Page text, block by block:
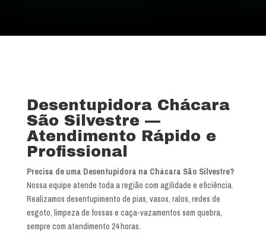
Desentupidora Chácara
São Silvestre —
Atendimento Rápido e
Profissional
Precisa de uma Desentupidora na Chácara São Silvestre?
Nossa equipe atende toda a região com agilidade e eficiência.
Realizamos desentupimento de pias, vasos, ralos, redes de
esgoto, limpeza de fossas e caça-vazamentos sem quebra,
sempre com atendimento 24 horas.